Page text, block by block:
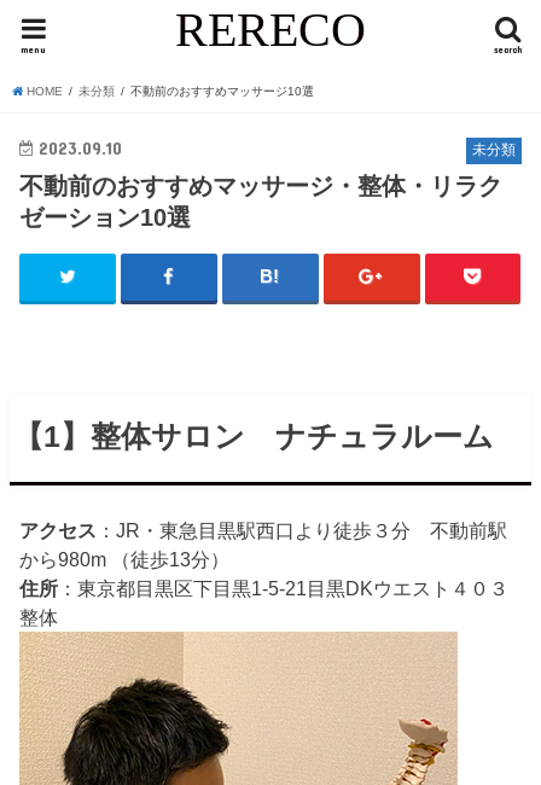
RERECO search
menu
HOME 未分類 不動前のおすすめマッサージ10選
未分類
2023.09.10
不動前のおすすめマッサージ・整体・リラク
ゼーション10選
【1】整体サロン ナチュラルーム
アクセス ：JR・東急目黒駅西口より徒歩３分 不動前駅
から980m （徒歩13分）
住所 ：東京都目黒区下目黒1-5-21目黒DKウエスト４０３
整体